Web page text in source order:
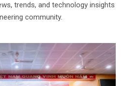
trends, and technology insights
community.